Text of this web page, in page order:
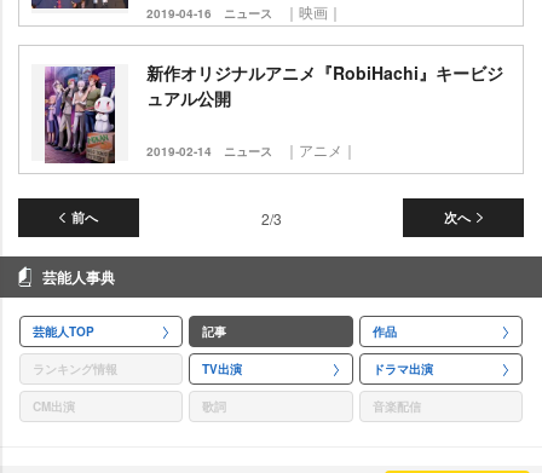
2019-04-16 ニュース ｜映画｜
新作オリジナルアニメ『RobiHachi』キービジ
ュアル公開
2019-02-14 ニュース ｜アニメ｜
前へ 次へ
2/3
芸能人事典
芸能人TOP 記事 作品
ランキング情報 TV出演 ドラマ出演
CM出演 歌詞 音楽配信